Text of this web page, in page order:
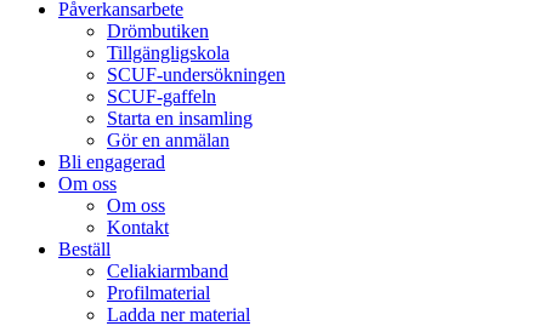
Påverkansarbete
Drömbutiken
Tillgängligskola
SCUF-undersökningen
SCUF-gaffeln
Starta en insamling
Gör en anmälan
Bli engagerad
Om oss
Om oss
Kontakt
Beställ
Celiakiarmband
Profilmaterial
Ladda ner material